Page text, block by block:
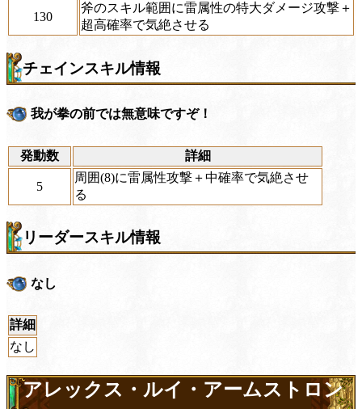
130
斧のスキル範囲に雷属性の特大ダメージ攻撃＋
超高確率で気絶させる
チェインスキル情報
我が拳の前では無意味ですぞ！
発動数 詳細
5
周囲(8)に雷属性攻撃＋中確率で気絶させ
る
リーダースキル情報
なし
詳細
なし
アレックス・ルイ・アームストロン